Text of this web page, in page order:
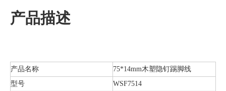
产品描述
产品名称
75*14mm木塑隐钉踢脚线
型号
WSF7514